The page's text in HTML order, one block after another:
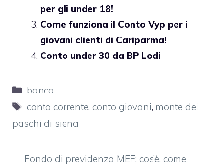
per gli under 18!
Come funziona il Conto Vyp per i
giovani clienti di Cariparma!
Conto under 30 da BP Lodi
Categorie
banca
Tag
conto corrente, conto giovani, monte dei
paschi di siena
Fondo di previdenza MEF: cos’è, come